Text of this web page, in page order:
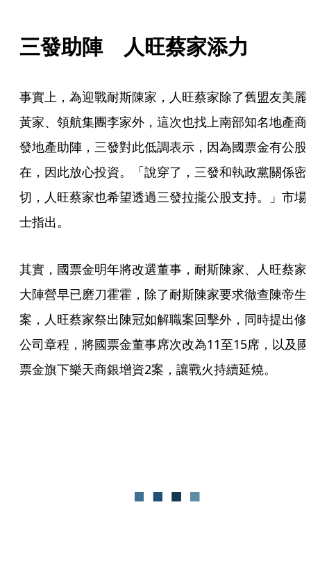
三發助陣　人旺蔡家添力
事實上，為迎戰耐斯陳家，人旺蔡家除了舊盟友美麗
黃家、領航集團李家外，這次也找上南部知名地產商
發地產助陣，三發對此低調表示，因為國票金有公股
在，因此放心投資。「說穿了，三發和執政黨關係密
切，人旺蔡家也希望透過三發拉攏公股支持。」市場
士指出。
其實，國票金明年將改選董事，耐斯陳家、人旺蔡家
大陣營早已磨刀霍霍，除了耐斯陳家要求徹查陳帝生
案，人旺蔡家祭出陳冠如解職案回擊外，同時提出修
公司章程，將國票金董事席次改為11至15席，以及國
票金旗下樂天商銀增資2案，讓戰火持續延燒。